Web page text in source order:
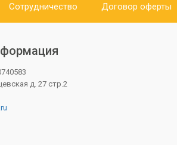
Сотрудничество Договор оферты
д. 27 стр.2